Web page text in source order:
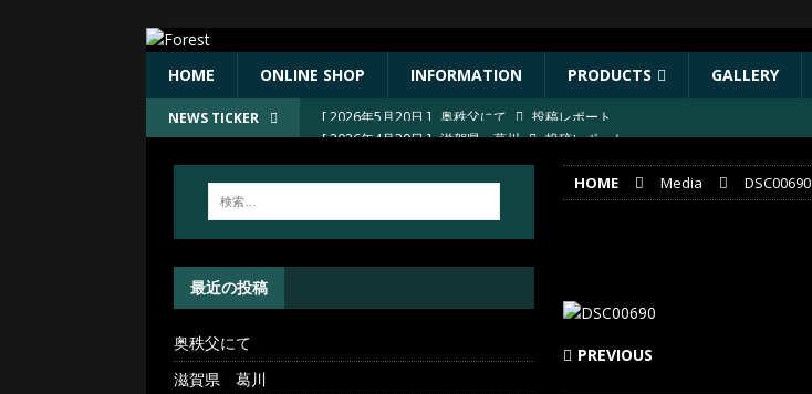
HOME ONLINE SHOP INFORMATION PRODUCTS GALLERY
NEWS TICKER [ 2026年5月20日 ] 奥秩父にて 投稿レポート
[ 2026年4月30日 ] 滋賀県 葛川
投稿レポート
FOREST出店協力イベントのお知らせ
イベント
HOME Media DSC00690
PREVIOUS
最近の投稿
奥秩父にて
滋賀県 葛川